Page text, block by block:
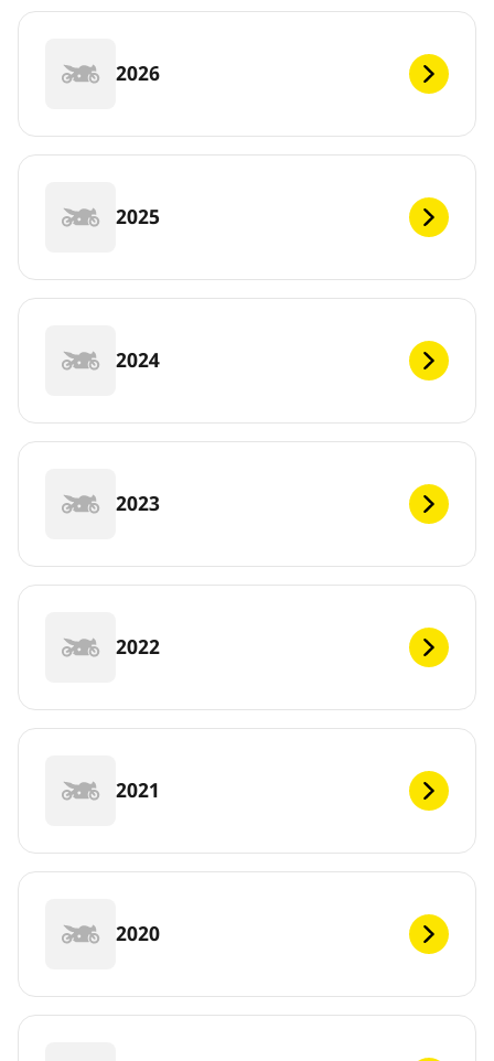
2026
2025
2024
2023
2022
2021
2020